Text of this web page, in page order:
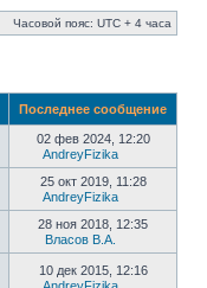
Часовой пояс: UTC + 4 часа
Последнее сообщение
02 фев 2024, 12:20
AndreyFizika
25 окт 2019, 11:28
AndreyFizika
28 ноя 2018, 12:35
Власов В.А.
10 дек 2015, 12:16